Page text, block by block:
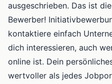
ausgeschrieben. Das ist
Bewerber!
kontaktiere einfach
dich interessieren, auch
online ist. Dein
wertvoller als jedes